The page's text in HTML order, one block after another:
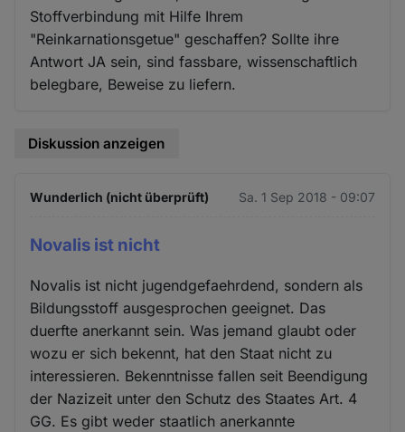
Stoffverbindung mit Hilfe Ihrem
"Reinkarnationsgetue" geschaffen? Sollte ihre
Antwort JA sein, sind fassbare, wissenschaftlich
belegbare, Beweise zu liefern.
Diskussion anzeigen
Wunderlich (nicht überprüft) Sa. 1 Sep 2018 - 09:07
Novalis ist nicht
Novalis ist nicht jugendgefaehrdend, sondern als
Bildungsstoff ausgesprochen geeignet. Das
duerfte anerkannt sein. Was jemand glaubt oder
wozu er sich bekennt, hat den Staat nicht zu
interessieren. Bekenntnisse fallen seit Beendigung
der Nazizeit unter den Schutz des Staates Art. 4
GG. Es gibt weder staatlich anerkannte